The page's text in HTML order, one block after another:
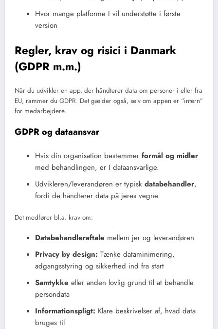
Hvor mange platforme I vil understøtte i første
version
Regler, krav og risici i Danmark
(GDPR m.m.)
Når du udvikler en app, der håndterer data om personer i eller fra
EU, rammer du GDPR. Det gælder også, selv om appen er “intern”
for medarbejdere.
GDPR og dataansvar
Hvis din organisation bestemmer formål og midler
med behandlingen, er I dataansvarlige.
Udvikleren/leverandøren er typisk databehandler,
fordi de håndterer data på jeres vegne.
Det medfører bl.a. krav om:
Databehandleraftale mellem jer og leverandøren
Privacy by design: Tænke dataminimering,
adgangsstyring og sikkerhed ind fra start
Samtykke eller anden lovlig grund til at behandle
persondata
Informationspligt: Klare beskrivelser af, hvad data
bruges til